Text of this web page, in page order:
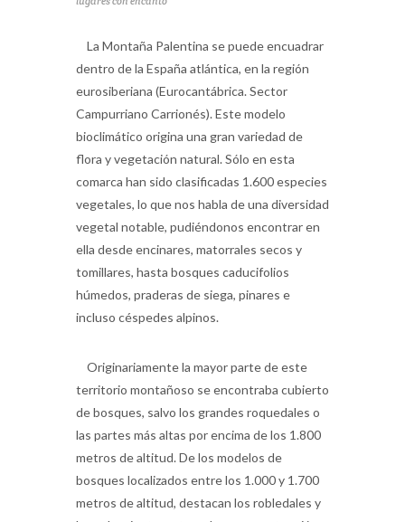
La Montaña Palentina se puede encuadrar
eurosiberiana (Eurocantábrica. Sector
Campurriano Carrionés). Este modelo
bioclimático origina una gran variedad de
flora y vegetación natural. Sólo en esta
comarca han sido clasificadas 1.600 especies
vegetales, lo que nos habla de una diversidad
vegetal notable, pudiéndonos encontrar en
ella desde encinares, matorrales secos y
tomillares, hasta bosques caducifolios
húmedos, praderas de siega, pinares e
incluso céspedes alpinos.
de bosques, salvo los grandes roquedales o
las partes más altas por encima de los 1.800
metros de altitud. De los modelos de
bosques localizados entre los 1.000 y 1.700
metros de altitud, destacan los robledales y
hayedos; junto a otros de menor extensión
pero de singular valor, como son: los pinares